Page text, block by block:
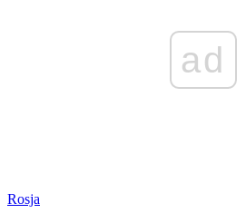
ad
Rosja